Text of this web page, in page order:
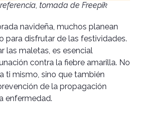
tomada de Freepik
navideña, muchos planean
para disfrutar de las festividades.
las maletas, es esencial
contra la fiebre amarilla. No
ti mismo, sino que también
de la propagación
enfermedad.